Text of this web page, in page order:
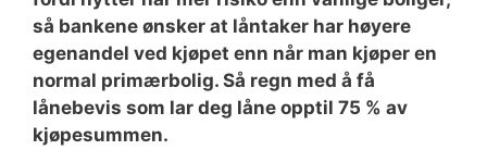
så bankene ønsker at låntaker har høyere
egenandel ved kjøpet enn når man kjøper en
normal primærbolig. Så regn med å få
lånebevis som lar deg låne opptil 75 % av
kjøpesummen.